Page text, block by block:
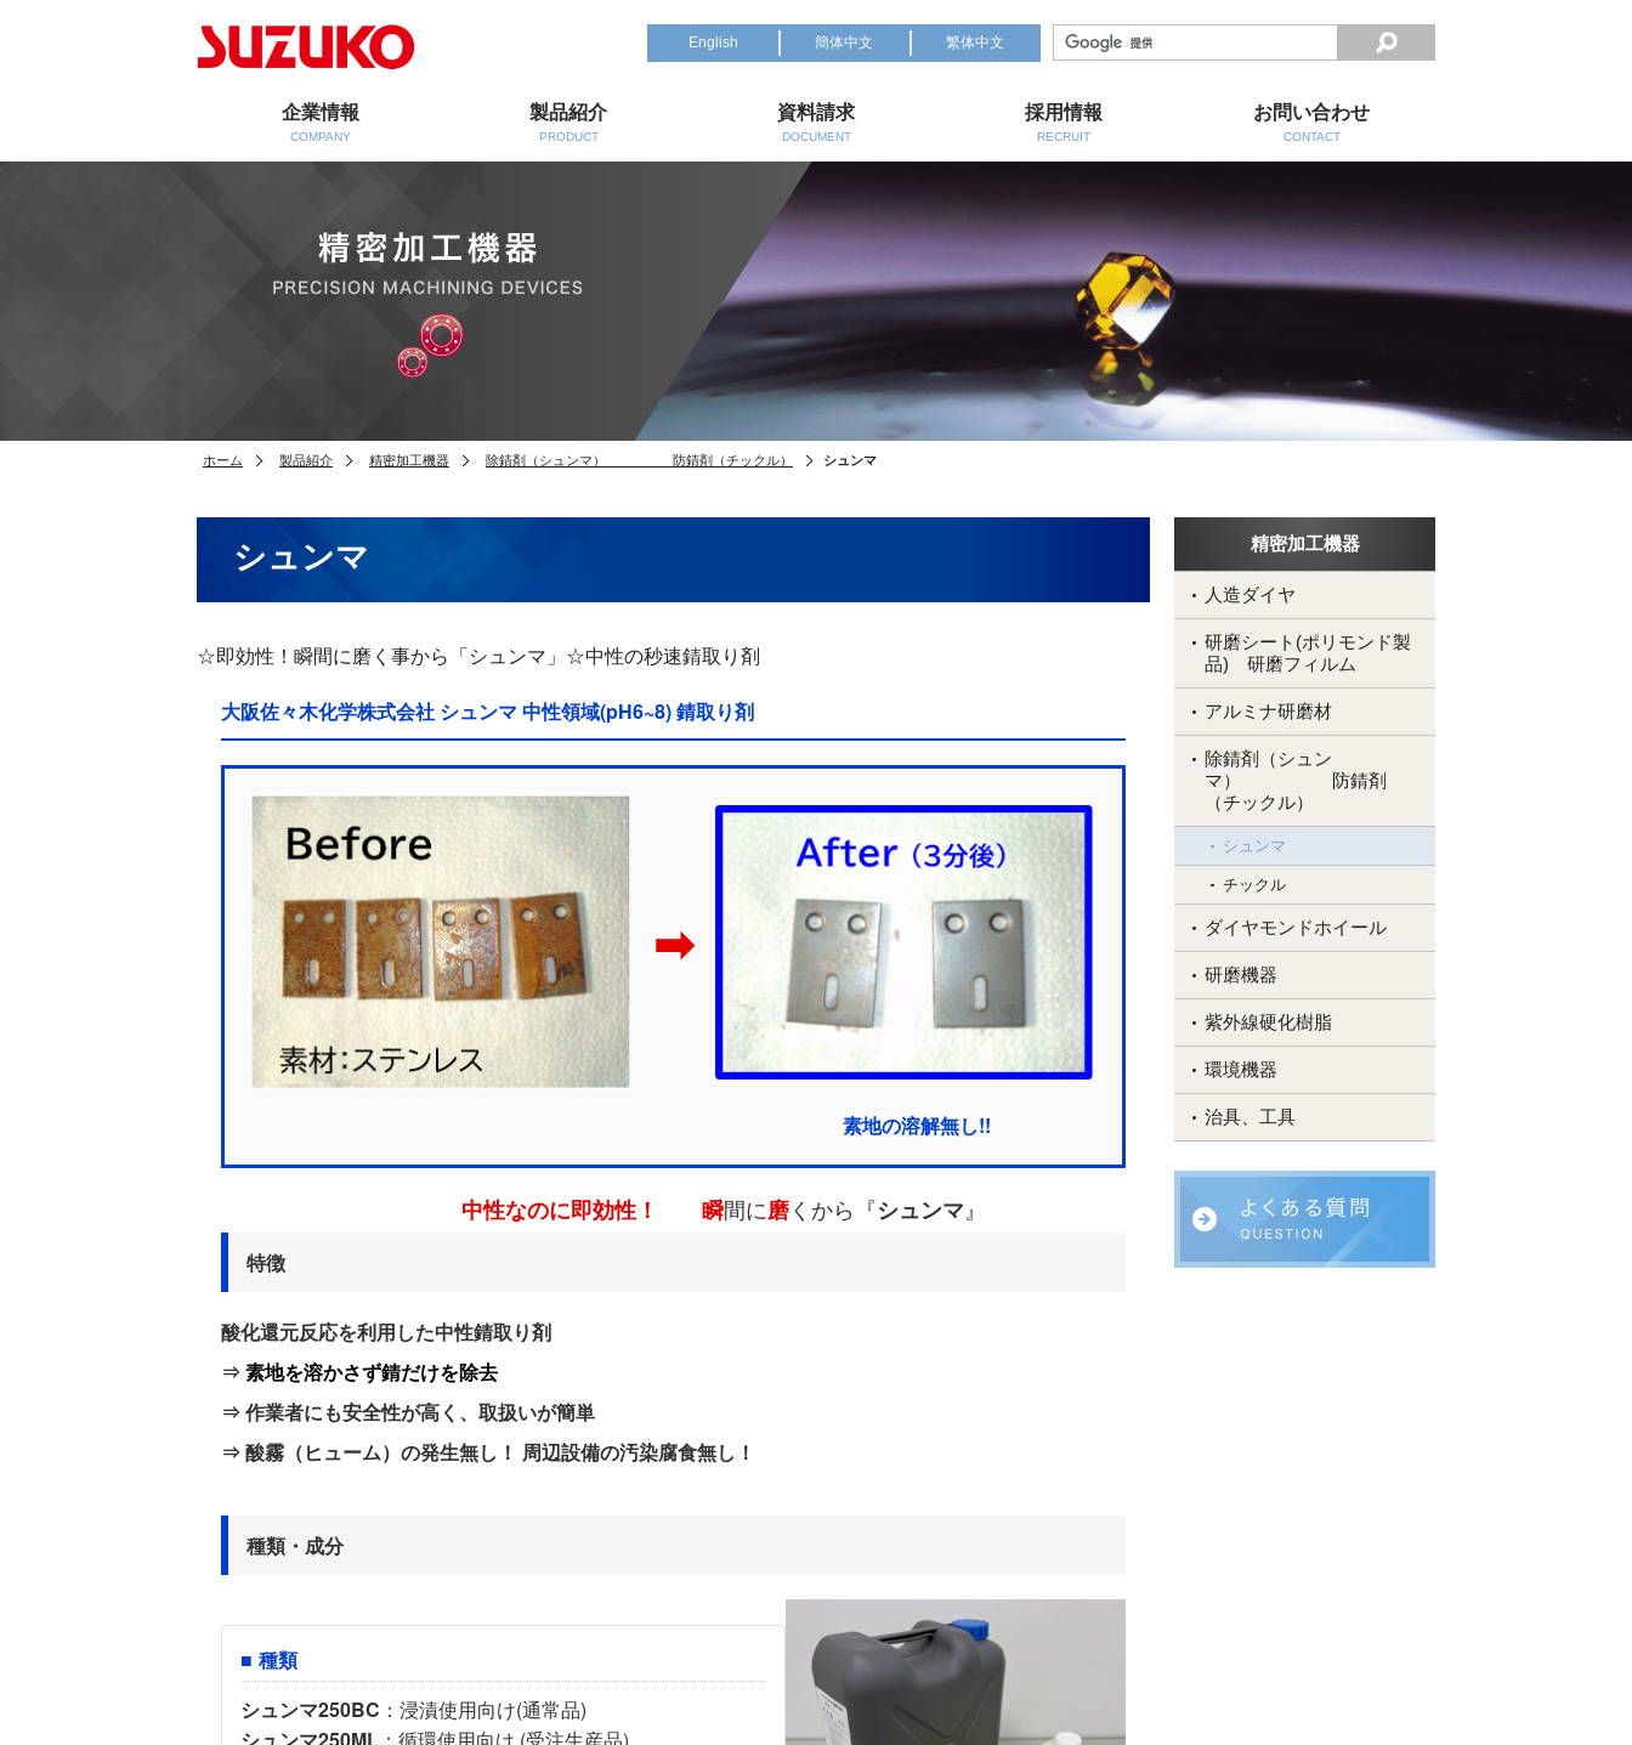
English 簡体中文 繁体中文
企業情報
COMPANY
製品紹介
PRODUCT
資料請求
DOCUMENT
採用情報
RECRUIT
お問い合わせ
CONTACT
ホーム 製品紹介 精密加工機器 除錆剤（シュンマ） 防錆剤（チックル） シュンマ
シュンマ
☆即効性！瞬間に磨く事から「シュンマ」☆中性の秒速錆取り剤
大阪佐々木化学株式会社 シュンマ 中性領域(pH6~8) 錆取り剤
➡
素地の溶解無し!!
中性なのに即効性！ 瞬間に磨くから『シュンマ 』
特徴
酸化還元反応を利用した中性錆取り剤
⇒ 素地を溶かさず錆だけを除去
⇒ 作業者にも安全性が高く、取扱いが簡単
⇒ 酸霧（ヒューム）の発生無し！ 周辺設備の汚染腐食無し！
種類・成分
種類
シュンマ250BC ：浸漬使用向け(通常品)
精密加工機器
人造ダイヤ
研磨シート(ポリモンド製
品) 研磨フィルム
アルミナ研磨材
除錆剤（シュン
マ） 防錆剤
（チックル）
シュンマ
チックル
ダイヤモンドホイール
研磨機器
紫外線硬化樹脂
環境機器
治具、工具